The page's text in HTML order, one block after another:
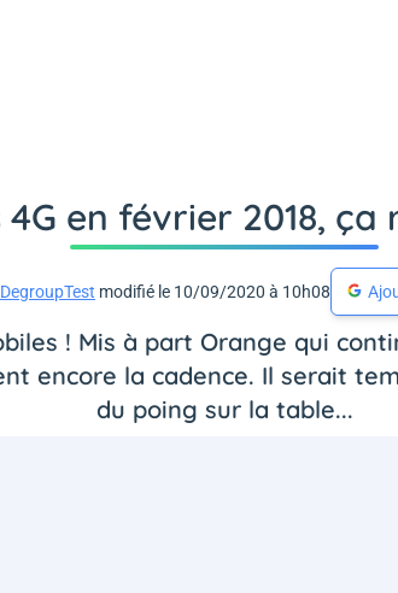
en février 2018,
modifié le 10/09/2020 à 10h08
! Mis à part Orange qui
encore la cadence. Il serait
du poing sur la table...